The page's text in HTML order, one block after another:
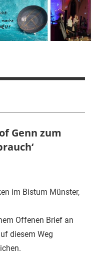
Genn zum
im Bistum Münster,
Offenen Brief an
diesem Weg